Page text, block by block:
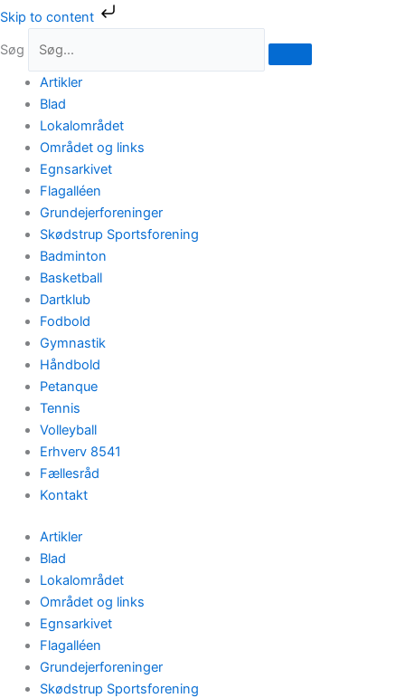
Skip to content
Gå
indholdet
Søg
Artikler
Blad
Lokalområdet
Området og links
Egnsarkivet
Flagalléen
Grundejerforeninger
Skødstrup Sportsforening
Badminton
Basketball
Dartklub
Fodbold
Gymnastik
Håndbold
Petanque
Tennis
Volleyball
Erhverv 8541
Fællesråd
Kontakt
Artikler
Blad
Lokalområdet
Området og links
Egnsarkivet
Flagalléen
Grundejerforeninger
Skødstrup Sportsforening